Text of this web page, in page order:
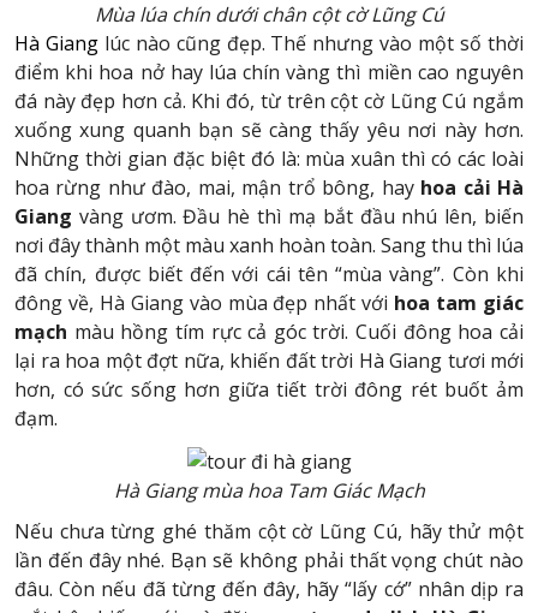
Mùa lúa chín dưới chân cột cờ Lũng Cú
Hà Gianglúc nào cũng đẹp. Thế nhưng vào một số thời
điểm khi hoa nở hay lúa chín vàng thì miền cao nguyên
đá này đẹp hơn cả. Khi đó, từ trên cột cờ Lũng Cú ngắm
xuống xung quanh bạn sẽ càng thấy yêu nơi này hơn.
Những thời gian đặc biệt đó là: mùa xuân thì có các loài
hoa rừng như đào, mai, mận trổ bông, hay hoa cải Hà
Giang vàng ươm. Đầu hè thì mạ bắt đầu nhú lên, biến
nơi đây thành một màu xanh hoàn toàn. Sang thu thì lúa
đã chín, được biết đến với cái tên “mùa vàng”. Còn khi
đông về, Hà Giang vào mùa đẹp nhất với hoa tam giác
mạch màu hồng tím rực cả góc trời. Cuối đông hoa cải
lại ra hoa một đợt nữa, khiến đất trời Hà Giang tươi mới
hơn, có sức sống hơn giữa tiết trời đông rét buốt ảm
đạm.
Hà Giang mùa hoa Tam Giác Mạch
Nếu chưa từng ghé thăm cột cờ Lũng Cú, hãy thử một
lần đến đây nhé. Bạn sẽ không phải thất vọng chút nào
đâu. Còn nếu đã từng đến đây, hãy “lấy cớ” nhân dịp ra